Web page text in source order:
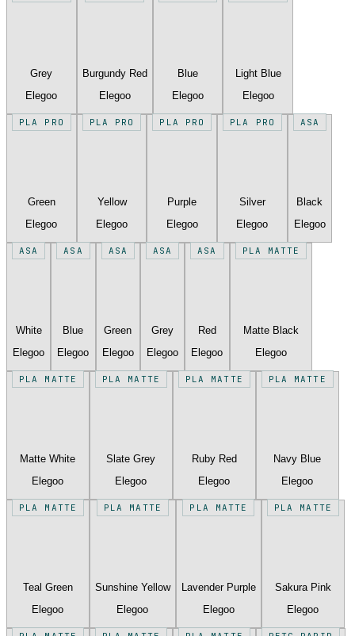
Grey
Elegoo
Burgundy Red
Elegoo
Blue
Elegoo
Light Blue
Elegoo
PLA PRO
Green
Elegoo
PLA PRO
Yellow
Elegoo
PLA PRO
Purple
Elegoo
PLA PRO
Silver
Elegoo
ASA
Black
Elegoo
ASA
White
Elegoo
ASA
Blue
Elegoo
ASA
Green
Elegoo
ASA
Grey
Elegoo
ASA
Red
Elegoo
PLA MATTE
Matte Black
Elegoo
PLA MATTE
Matte White
Elegoo
PLA MATTE
Slate Grey
Elegoo
PLA MATTE
Ruby Red
Elegoo
PLA MATTE
Navy Blue
Elegoo
PLA MATTE
Teal Green
Elegoo
PLA MATTE
Sunshine Yellow
Elegoo
PLA MATTE
Lavender Purple
Elegoo
PLA MATTE
Sakura Pink
Elegoo